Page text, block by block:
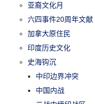
亚裔文化月
六四事件20周年文献
加拿大原住民
印度历史文化
史海钩沉
中印边界冲突
中国内战